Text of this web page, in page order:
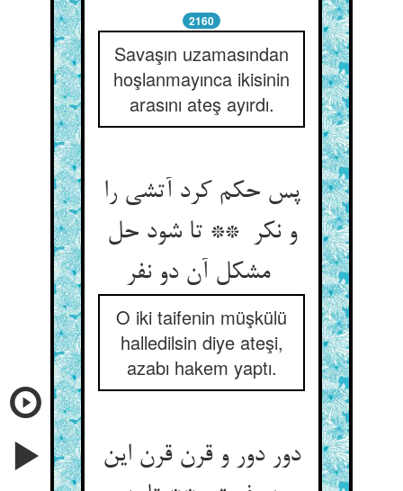
2160
Savaşın uzamasından
hoşlanmayınca ikisinin
arasını ateş ayırdı.
پس حکم کرد آتشی را
و نکر ** تا شود حل
مشکل آن دو نفر
O iki taifenin müşkülü
halledilsin diye ateşi,
azabı hakem yaptı.
دور دور و قرن قرن این